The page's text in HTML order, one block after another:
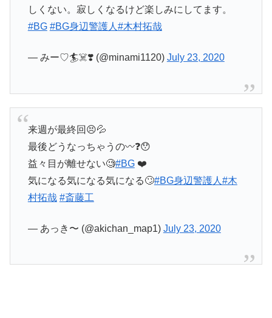
しくない。寂しくなるけど楽しみにしてます。
#BG #BG身辺警護人 #木村拓哉
— みー♡🏄☠️❣️ (@minami1120) July 23, 2020
来週が最終回😣💦
最後どうなっちゃうの〰️❓😯
益々目が離せない🧐#BG❤️
気になる気になる気になる🙄#BG身辺警護人 #木
村拓哉 #斎藤工
— あっき〜 (@akichan_map1) July 23, 2020